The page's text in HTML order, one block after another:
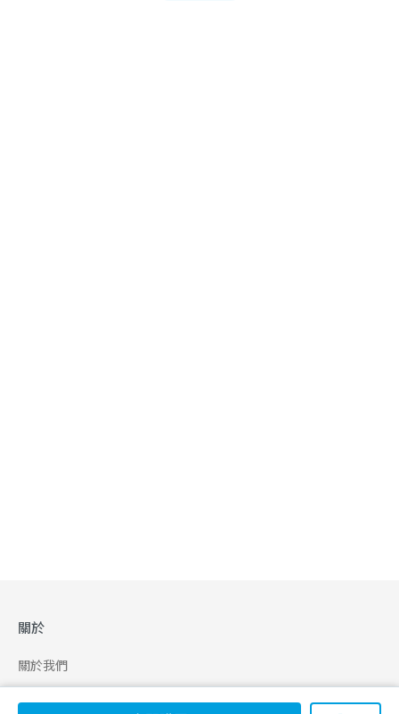
關於
關於我們
合作申請